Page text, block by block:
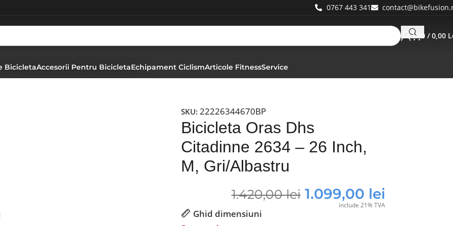
0767 443 341
0 / 0,00
BicicletaAccesorii Pentru BicicletaEchipament CiclismArticole FitnessService
2634 – 26 Inch, M, Gri/Albastru
SKU:22226344670BP
Bicicleta Oras Dhs
Citadinne 2634 – 26 Inch,
M, Gri/Albastru
1.420,00lei 1.099,00 lei
include 21% TVA
Ghid dimensiuni